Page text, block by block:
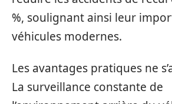
%, soulignant ainsi leur
véhicules modernes.
Les avantages pratiques ne
La surveillance constante de